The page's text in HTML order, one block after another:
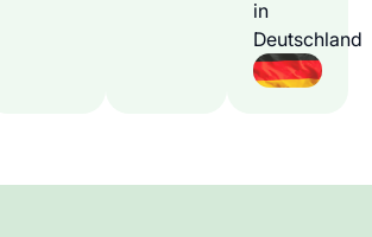
in
Deutschland